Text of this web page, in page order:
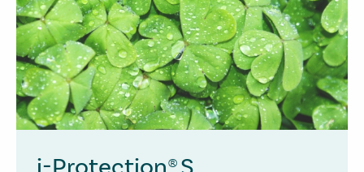
i-Protection® S